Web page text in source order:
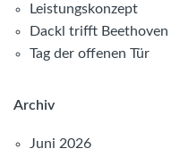
Leistungskonzept
Dackl trifft Beethoven
Tag der offenen Tür
Archiv
Juni 2026